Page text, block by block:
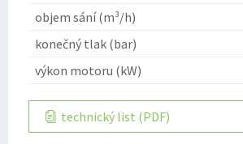
objem sání (m³/h)
konečný tlak (bar)
výkon motoru (kW)
technický list (PDF)